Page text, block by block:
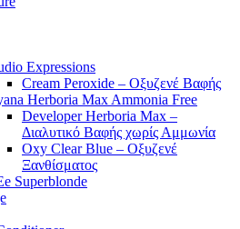
Expressions
Cream Peroxide – Οξυζενέ Βαφής
Herboria Max Ammonia Free
Developer Herboria Max –
Διαλυτικό Βαφής χωρίς Αμμωνία
Oxy Clear Blue – Οξυζενέ
Ξανθίσματος
Superblonde